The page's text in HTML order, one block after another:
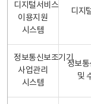
디지털서비스
이용지원
시스템
디지
정보통신보조기기
사업관리
시스템
정보
및